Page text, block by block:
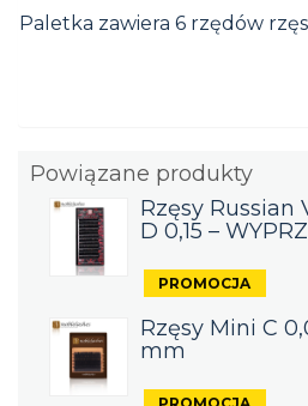
Paletka zawiera 6 rzędów
Powiązane produkty
Rzęsy Russian
D 0,15 –
Rzęsy Mini C
mm